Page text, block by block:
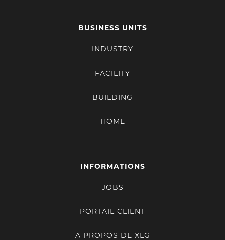
BUSINESS UNITS
INDUSTRY
FACILITY
BUILDING
HOME
INFORMATIONS
JOBS
PORTAIL CLIENT
A PROPOS DE XLG